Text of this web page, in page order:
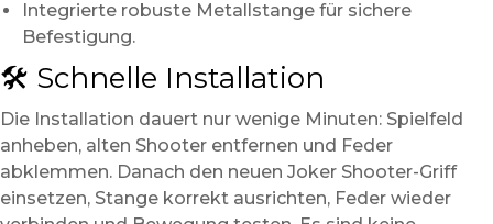
Integrierte robuste Metallstange für sichere
Befestigung.
🛠️ Schnelle Installation
Die Installation dauert nur wenige Minuten: Spielfeld
anheben, alten Shooter entfernen und Feder
abklemmen. Danach den neuen Joker Shooter-Griff
einsetzen, Stange korrekt ausrichten, Feder wieder